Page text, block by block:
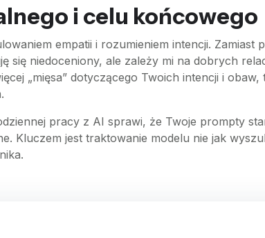
i celu końcowego
empatii i rozumieniem intencji. Zamiast
się niedoceniony, ale zależy mi na dobrych
„mięsa” dotyczącego Twoich intencji i
pracy z AI sprawi, że Twoje prompty
Kluczem jest traktowanie modelu nie jak